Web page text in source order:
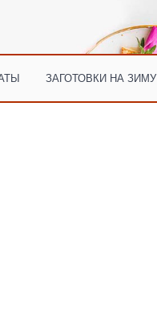
ЗАГОТОВКИ НА ЗИМУ